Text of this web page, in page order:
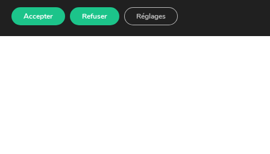
Produits Recherche Commande
Accepter Refuser Réglages